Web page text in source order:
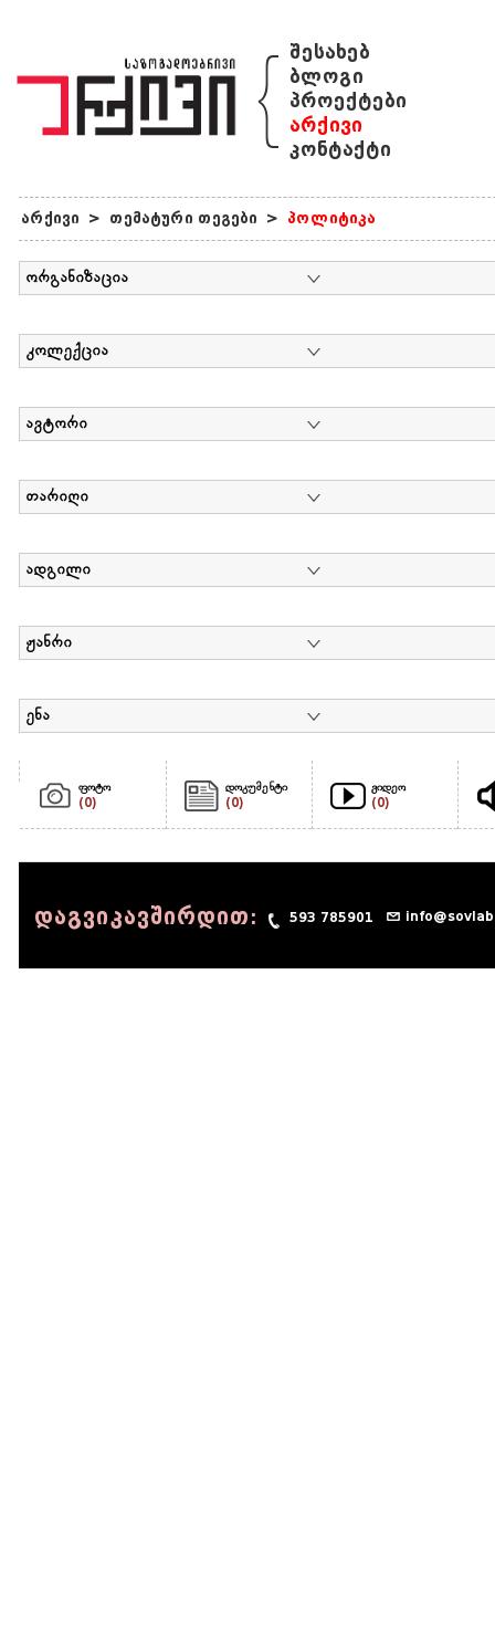
{ შესახებ
ბლოგი
პროექტები
არქივი
კონტაქტი
არქივი > თემატური თეგები > პოლიტიკა
ორგანიზაცია
კოლექცია
ავტორი
თარიღი
ადგილი
ჟანრი
ენა
ფოტო
(0)
დოკუმენტი
(0)
ვიდეო
(0)
დაგვიკავშირდით: 593 785901